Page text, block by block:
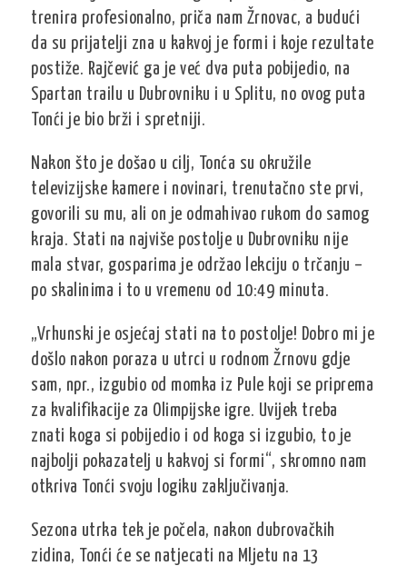
trenira profesionalno, priča nam Žrnovac, a budući
da su prijatelji zna u kakvoj je formi i koje rezultate
postiže. Rajčević ga je već dva puta pobijedio, na
Spartan trailu u Dubrovniku i u Splitu, no ovog puta
Tonći je bio brži i spretniji.
Nakon što je došao u cilj, Tonća su okružile
televizijske kamere i novinari, trenutačno ste prvi,
govorili su mu, ali on je odmahivao rukom do samog
kraja. Stati na najviše postolje u Dubrovniku nije
mala stvar, gosparima je održao lekciju o trčanju –
po skalinima i to u vremenu od 10:49 minuta.
„Vrhunski je osjećaj stati na to postolje! Dobro mi je
došlo nakon poraza u utrci u rodnom Žrnovu gdje
sam, npr., izgubio od momka iz Pule koji se priprema
za kvalifikacije za Olimpijske igre. Uvijek treba
znati koga si pobijedio i od koga si izgubio, to je
najbolji pokazatelj u kakvoj si formi“, skromno nam
otkriva Tonći svoju logiku zaključivanja.
Sezona utrka tek je počela, nakon dubrovačkih
zidina, Tonći će se natjecati na Mljetu na 13